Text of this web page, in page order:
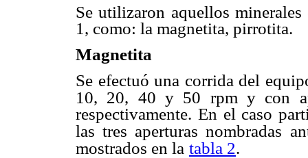
Se utilizaron aquellos
1, como: la magnetita, pirrotita.
Magnetita
Se efectuó una corrida del
10, 20, 40 y 50 rpm y con
respectivamente. En el caso
las tres aperturas nombradas
mostrados en la tabla 2.